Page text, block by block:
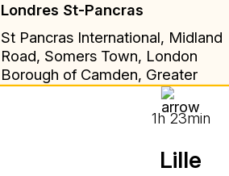
Londres St-Pancras
St Pancras International, Midland
Road, Somers Town, London
Borough of Camden, Greater
London, England, N1C 4QP, United
1h 23min
Lille